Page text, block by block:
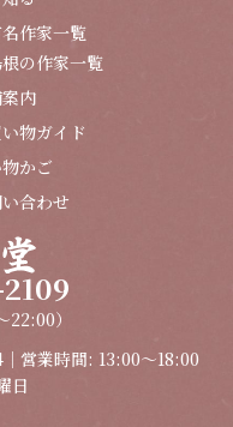
作家一覧
の作家一覧
内
物ガイド
かご
合わせ
22:00）
営業時間: 13:00～18:00
日